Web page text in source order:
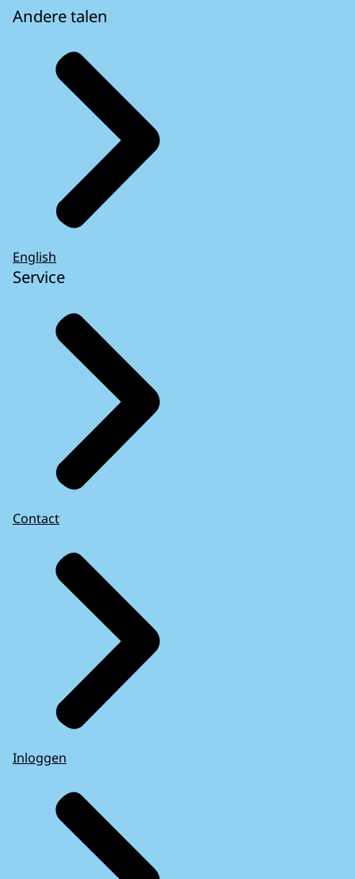
Andere talen
English
Service
Contact
Inloggen